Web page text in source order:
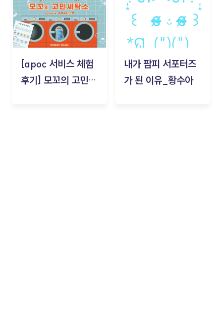
[apoc 서비스 체험
후기] 모꼬의 고민세
내가 팜피 서포터즈
가 된 이유_황수아